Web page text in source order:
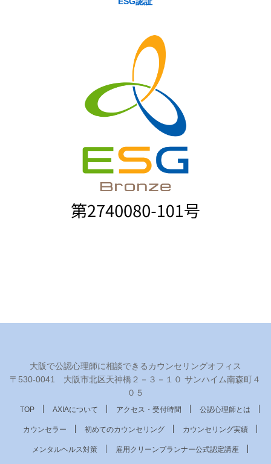
大阪で公認心理師に相談できるカウンセリングオフィス
〒530‐0041 大阪市北区天神橋２－３－１０ サンハイム南森町４
０５
TOP AXIAについて アクセス・受付時間 公認心理師とは
カウンセラー 初めてのカウンセリング カウンセリング実績
メンタルヘルス対策 雇用クリーンプランナー公式認定講座